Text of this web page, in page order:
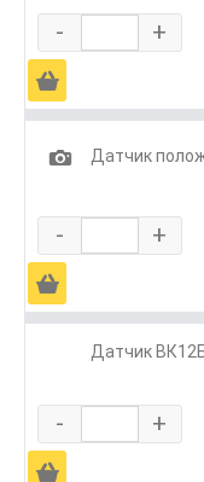
- +
Ä
1
Датчик
- +
Ä
Датчик
- +
Ä